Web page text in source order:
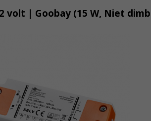
volt | Goobay (15 W, Niet